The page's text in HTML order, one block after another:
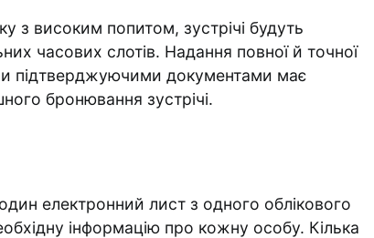
з високим попитом, зустрічі будуть
часових слотів. Надання повної й точної
підтверджуючими документами має
бронювання зустрічі.
електронний лист з одного облікового
інформацію про кожну особу. Кілька